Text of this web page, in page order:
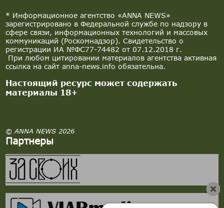
* Информационное агентство «ANNA NEWS»
зарегистрировано в Федеральной службе по надзору в
сфере связи, информационных технологий и массовых
коммуникаций (Роскомнадзор). Свидетельство о
регистрации ИА №ФС77-74482 от 07.12.2018 г.
При любом цитировании материалов агентства активная
ссылка на сайт anna-news.info обязательна.
Настоящий ресурс может содержать
материалы 18+
© ANNA NEWS 2026
Партнеры